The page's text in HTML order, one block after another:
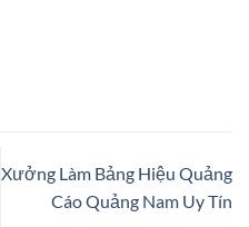
Xưởng Làm Bảng Hiệu Quảng
Cáo Quảng Nam Uy Tín